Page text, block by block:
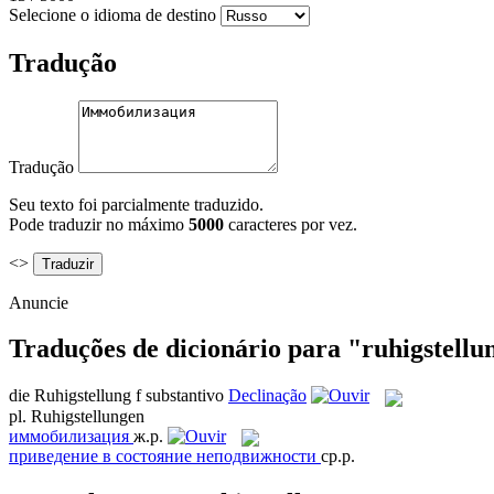
Selecione o idioma de destino
Tradução
Tradução
Seu texto foi parcialmente traduzido.
Pode traduzir no máximo 5000 caracteres por vez.
<>
Anuncie
Traduções de dicionário para
die Ruhigstellung f substantivo Declinação
pl. Ruhigstellungen
иммобилизация ж.р.
приведение в состояние неподвижности ср.р.